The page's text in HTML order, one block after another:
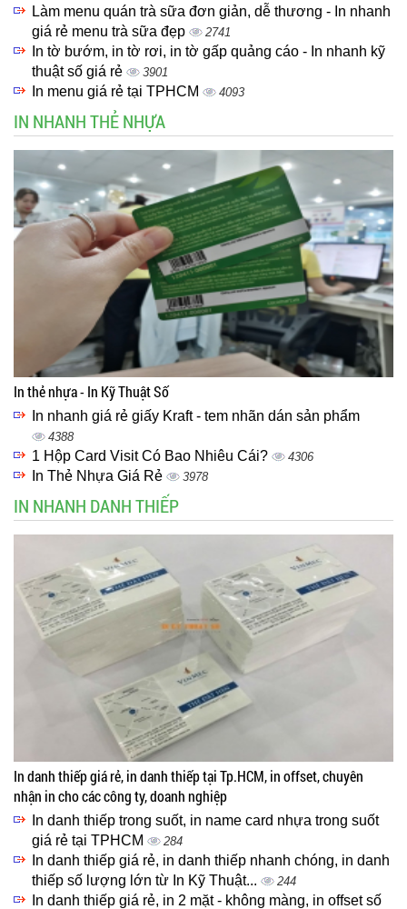
Làm menu quán trà sữa đơn giản, dễ thương - In nhanh
giá rẻ menu trà sữa đẹp
2741
In tờ bướm, in tờ rơi, in tờ gấp quảng cáo - In nhanh kỹ
thuật số giá rẻ
3901
In menu giá rẻ tại TPHCM 4093
IN NHANH THẺ NHỰA
In thẻ nhựa - In Kỹ Thuật Số
In nhanh giá rẻ giấy Kraft - tem nhãn dán sản phẩm
4388
1 Hộp Card Visit Có Bao Nhiêu Cái? 4306
In Thẻ Nhựa Giá Rẻ 3978
IN NHANH DANH THIẾP
In danh thiếp giá rẻ, in danh thiếp tại Tp.HCM, in offset, chuyên
nhận in cho các công ty, doanh nghiệp
In danh thiếp trong suốt, in name card nhựa trong suốt
giá rẻ tại TPHCM
284
In danh thiếp giá rẻ, in danh thiếp nhanh chóng, in danh
thiếp số lượng lớn từ In Kỹ Thuật...
244
In danh thiếp giá rẻ, in 2 mặt - không màng, in offset số